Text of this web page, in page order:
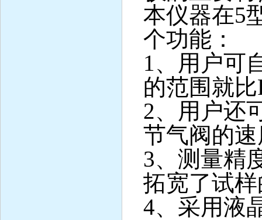
本仪器在5
个功能：
1、用户可
的范围就比
2、用户还
节气阀的
3、测量精
拓宽了试
4、采用液